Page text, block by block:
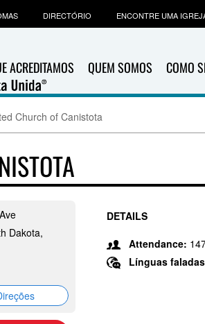
ACREDITAMOS QUEM SOMOS COMO
DIRECTÓRIO ENCONTRE UMA
Church of Canistota
Dakota,
DETAILS
Attendance:
Línguas